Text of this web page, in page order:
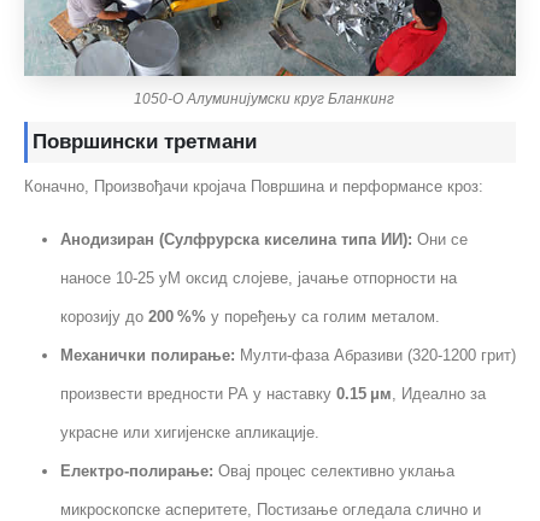
1050-О Алуминијумски круг Бланкинг
Површински третмани
Коначно, Произвођачи кројача Површина и перформансе кроз:
Анодизиран (Сулфрурска киселина типа ИИ): Они се
наносе 10-25 уМ оксид слојеве, јачање отпорности на
корозију до 200 %%у поређењу са голим металом.
Механички полирање: Мулти-фаза Абразиви (320-1200 грит)
произвести вредности РА у наставку 0.15 μм, Идеално за
украсне или хигијенске апликације.
Електро-полирање: Овај процес селективно уклања
микроскопске асперитете, Постизање огледала слично и